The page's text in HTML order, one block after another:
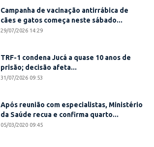
Campanha de vacinação antirrábica de
cães e gatos começa neste sábado...
29/07/2026 14:29
TRF-1 condena Jucá a quase 10 anos de
prisão; decisão afeta...
31/07/2026 09:53
Após reunião com especialistas, Ministério
da Saúde recua e confirma quarto...
05/03/2020 09:45